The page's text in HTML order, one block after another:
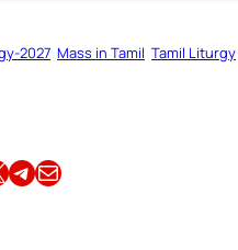
2027 Mass in Tamil Tamil Liturgy
Share this article on TelegramEmail this Article